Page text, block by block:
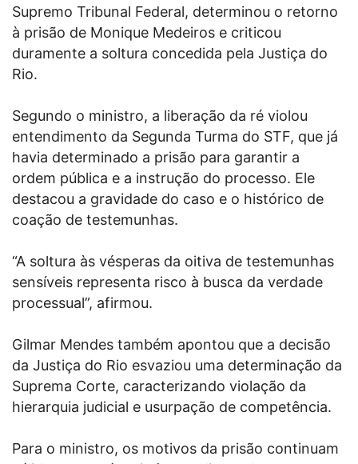
Supremo Tribunal Federal, determinou o retorno
à prisão de Monique Medeiros e criticou
duramente a soltura concedida pela Justiça do
Rio.
Segundo o ministro, a liberação da ré violou
entendimento da Segunda Turma do STF, que já
havia determinado a prisão para garantir a
ordem pública e a instrução do processo. Ele
destacou a gravidade do caso e o histórico de
coação de testemunhas.
“A soltura às vésperas da oitiva de testemunhas
sensíveis representa risco à busca da verdade
processual”, afirmou.
Gilmar Mendes também apontou que a decisão
da Justiça do Rio esvaziou uma determinação da
Suprema Corte, caracterizando violação da
hierarquia judicial e usurpação de competência.
Para o ministro, os motivos da prisão continuam